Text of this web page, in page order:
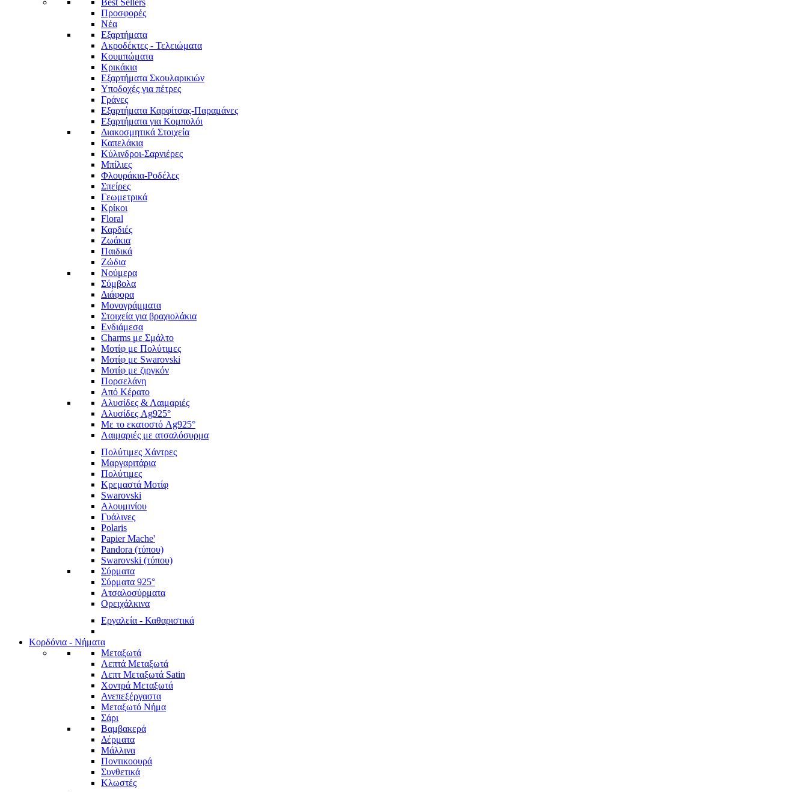
Προσφορές
Νέα
Εξαρτήματα
Ακροδέκτες - Τελειώματα
Κουμπώματα
Κρικάκια
Εξαρτήματα Σκουλαρικιών
Υποδοχές για πέτρες
Γράνες
Εξαρτήματα Καρφίτσας-Παραμάνες
Εξαρτήματα για Κομπολόι
Διακοσμητικά Στοιχεία
Καπελάκια
Κύλινδροι-Σαρνιέρες
Μπίλιες
Φλουράκια-Ροδέλες
Σπείρες
Γεωμετρικά
Κρίκοι
Floral
Καρδιές
Ζωάκια
Παιδικά
Ζώδια
Νούμερα
Σύμβολα
Διάφορα
Μονογράμματα
Στοιχεία για βραχιολάκια
Ενδιάμεσα
Charms με Σμάλτο
Μοτίφ με Πολύτιμες
Μοτίφ με Swarovski
Μοτίφ με ζιργκόν
Πορσελάνη
Από Κέρατο
Αλυσίδες & Λαιμαριές
Αλυσίδες Ag925°
Με το εκατοστό Ag925°
Λαιμαριές με ατσαλόσυρμα
Πολύτιμες Χάντρες
Μαργαριτάρια
Πολύτιμες
Κρεμαστά Μοτίφ
Swarovski
Αλουμινίου
Γυάλινες
Polaris
Papier Mache'
Pandora (τύπου)
Swarovski (τύπου)
Σύρματα
Σύρματα 925°
Ατσαλοσύρματα
Ορειχάλκινα
Εργαλεία - Καθαριστικά
Κορδόνια - Νήματα
Μεταξωτά
Λεπτά Μεταξωτά
Λεπτ Μεταξωτά Satin
Χοντρά Μεταξωτά
Ανεπεξέργαστα
Μεταξωτό Νήμα
Σάρι
Βαμβακερά
Δέρματα
Μάλλινα
Ποντικοουρά
Συνθετικά
Κλωστές